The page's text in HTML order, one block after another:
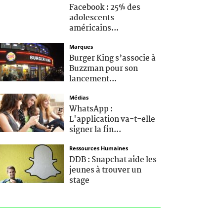
Facebook : 25% des
adolescents
américains...
Marques
Burger King s’associe à
Buzzman pour son
lancement...
Médias
WhatsApp :
L'application va-t-elle
signer la fin...
Ressources Humaines
DDB : Snapchat aide les
jeunes à trouver un
stage